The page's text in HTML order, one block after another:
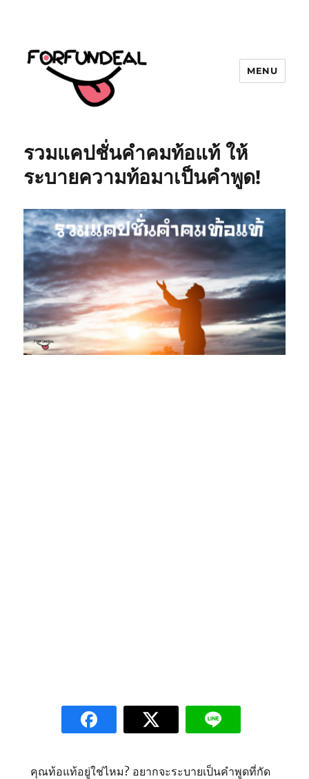
พังเพยสำนวนสุภาษิต, กลอน, มีมโดนๆ
2025 ฮาๆ
MENU
รวมแคปชั่นคำคมท้อแท้ ให้
ระบายความท้อมาเป็นคำพูด!
คุณท้อแท้อยู่ใช่ไหม? อยากจะระบายเป็นคำพูดที่กัด